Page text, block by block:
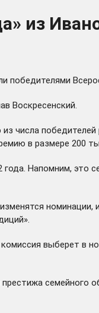
из
Воскресенский.
победителей
в размере 200
Напомним,
номинации,
выберет в
семейного